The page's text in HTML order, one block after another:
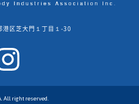
区芝大門１丁目１-30
All right reserved.